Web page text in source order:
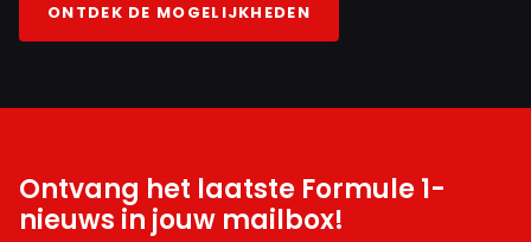
ONTDEK DE MOGELIJKHEDEN
Ontvang het laatste Formule 1-
nieuws in jouw mailbox!